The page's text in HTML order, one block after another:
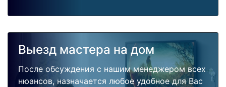
Выезд мастера на дом
После обсуждения с нашим менеджером всех
нюансов, назначается любое удобное для Вас